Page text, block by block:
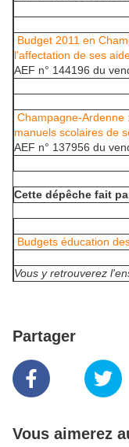
Budget 2011 en
l'affectation de ses
AEF n° 144196 du
Champagne-Ardenne
manuels scolaires de
AEF n° 137956 du
Cette dépêche fait
Budgets éducation
Vous y retrouverez
Partager
Vous aimerez